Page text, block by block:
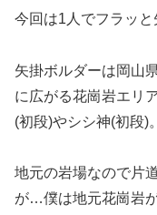
今回は1人でフラッ
矢掛ボルダーは岡山
に広がる花崗岩エリ
(初段)やシシ神(初段)。
地元の岩場なので片
が…僕は地元花崗岩